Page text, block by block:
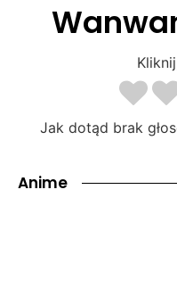
Jak dotąd brak
Anime